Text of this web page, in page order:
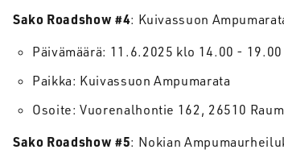
Sako Roadshow #4: Kuivassuon
Päivämäärä: 11.6.2025 klo 14.00 - 19.00
Paikka: Kuivassuon Ampumarata
Osoite: Vuorenalhontie 162, 26510
Sako Roadshow #5: Nokian